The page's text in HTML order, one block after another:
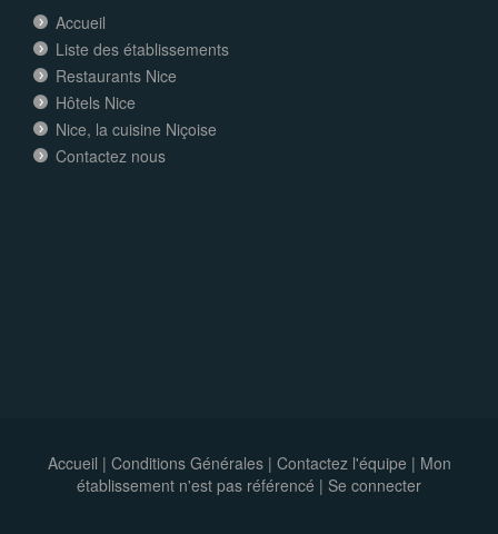
Accueil
Liste des établissements
Restaurants Nice
Hôtels Nice
Nice, la cuisine Niçoise
Contactez nous
Accueil | Conditions Générales| Contactez l'équipe | Mon
établissement n'est pas référencé | Se connecter